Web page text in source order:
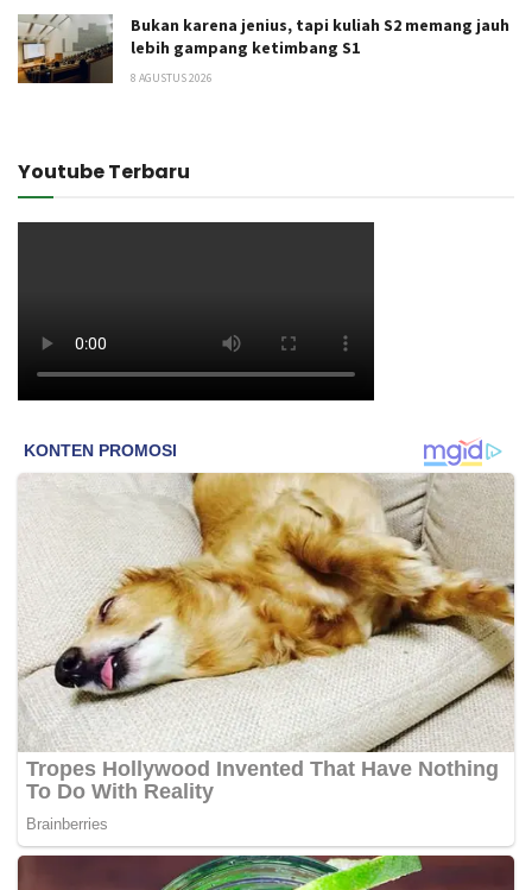
Bukan karena jenius, tapi kuliah S2 memang jauh
lebih gampang ketimbang S1
8 AGUSTUS 2026
Youtube Terbaru